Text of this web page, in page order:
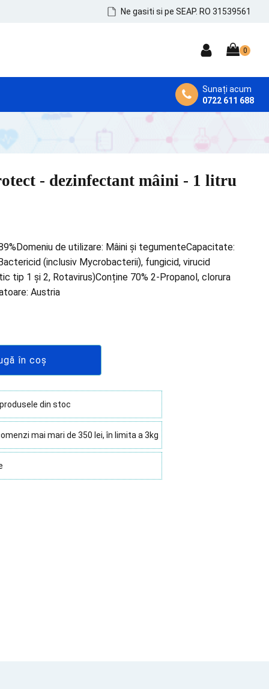
Ne gasiti si pe SEAP. RO 31539561
DEZINFECTANȚI MEDICALI
Dezinfectanți de Mâini, Piele și Tegumente
Dezinfectanți Instrumentar
Sunați acum
0722 611 688
- dezinfectant mâini - 1 litru
de utilizare: Mâini și tegumenteCapacitate:
(inclusiv Mycrobacterii), fungicid, virucid
tip 1 și 2, Rotavirus)Conține 70% 2-Propanol, clorura
Austria
în coș
din stoc
mai mari de 350 lei, în limita a 3kg